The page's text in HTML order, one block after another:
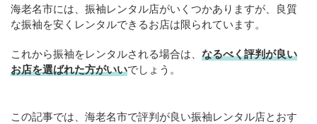
海老名市には、振袖レンタル店がいくつかありますが、良質
な振袖を安くレンタルできるお店は限られています。
これから振袖をレンタルされる場合は、 なるべく評判が良い
お店を選ばれた方がいいでしょう。
この記事では、海老名市で評判が良い振袖レンタル店とおす